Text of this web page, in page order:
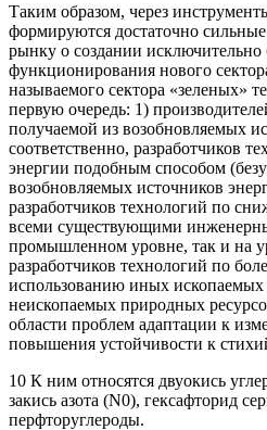
Таким образом, через
формируются достаточно
рынку о создании
функционирования нового
называемого сектора «зеленых»
первую очередь: 1)
получаемой из возобновляемых
соответственно, разработчиков
энергии подобным способом
возобновляемых источников
разработчиков технологий по
всеми существующими
промышленном уровне, так и на
разработчиков технологий по
использованию иных ископаемых
неископаемых природных
области проблем адаптации к
повышения устойчивости к
10 К ним относятся двуокись
закись азота (N0), гексафторид
перфторуглероды.